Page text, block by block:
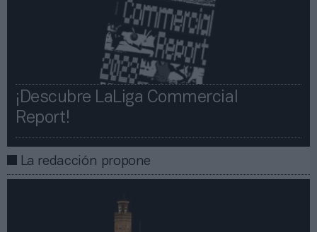
¡Descubre LaLiga Commercial
Report!​​
La redacción propone